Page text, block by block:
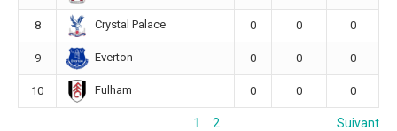
8 Crystal Palace 0 0 0
9 Everton 0 0 0
10 Fulham 0 0 0
1 2 Suivant